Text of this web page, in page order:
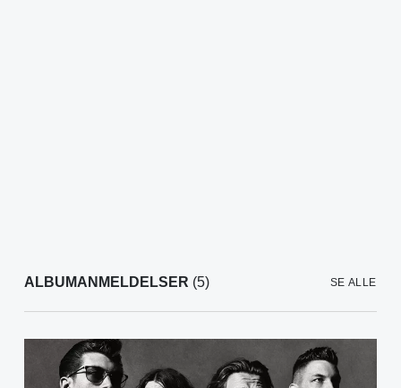
ALBUMANMELDELSER (5) SE ALLE